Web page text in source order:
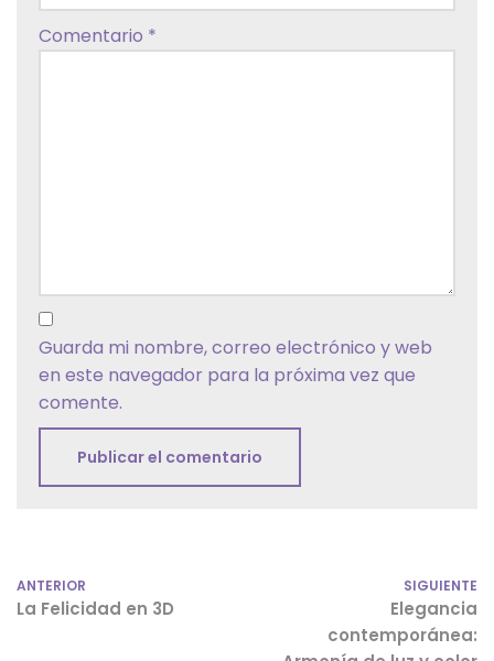
Comentario *
Guarda mi nombre, correo electrónico y web
en este navegador para la próxima vez que
comente.
ANTERIOR
La Felicidad en 3D
SIGUIENTE
Elegancia
contemporánea: